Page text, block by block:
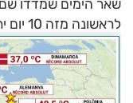
לראשונה מזה 10 יום ירדה מ-25 מעלות)